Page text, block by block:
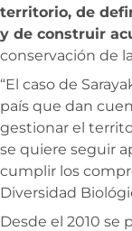
territorio, de
y de construir
conservación de
“El caso de
país que dan
gestionar el
se quiere seguir
cumplir los
Diversidad
Desde el 2010